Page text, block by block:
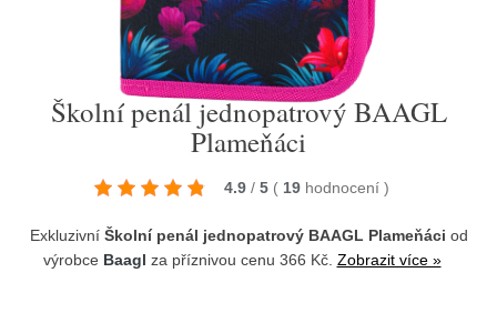
Školní penál jednopatrový BAAGL
Plameňáci
4.9 / 5 ( 19 hodnocení )
Exkluzivní Školní penál jednopatrový BAAGL Plameňáci od
výrobce Baagl za příznivou cenu 366 Kč. Zobrazit více »